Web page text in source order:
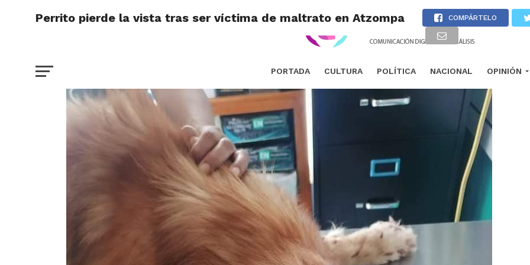
PORTADA CULTURA POLÍTICA NACIONAL OPINIÓN
Perrito pierde la vista tras ser víctima de maltrato en Atzompa COMPÁRTELO